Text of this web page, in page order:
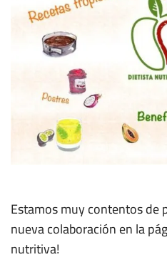
Estamos muy contentos de
nueva colaboración en la
nutritiva!